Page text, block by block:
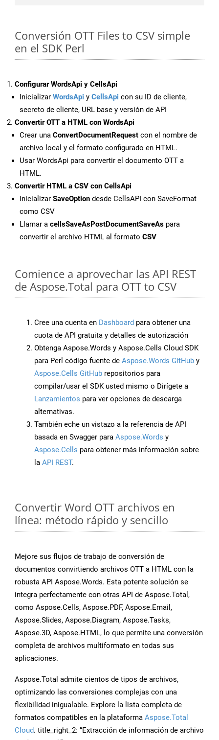
Conversión OTT Files to CSV simple
en el SDK Perl
Configurar WordsApi y CellsApi
Inicializar WordsApi y CellsApi con su ID de cliente,
secreto de cliente, URL base y versión de API
Convertir OTT a HTML con WordsApi
Crear una ConvertDocumentRequest con el nombre de
archivo local y el formato configurado en HTML.
Usar WordsApi para convertir el documento OTT a
HTML.
Convertir HTML a CSV con CellsApi
Inicializar SaveOption desde CellsAPI con SaveFormat
como CSV
Llamar a cellsSaveAsPostDocumentSaveAs para
convertir el archivo HTML al formato CSV
Comience a aprovechar las API REST
de Aspose.Total para OTT to CSV
Cree una cuenta en Dashboard para obtener una
cuota de API gratuita y detalles de autorización
Obtenga Aspose.Words y Aspose.Cells Cloud SDK
para Perl código fuente de Aspose.Words GitHub y
Aspose.Cells GitHub repositorios para
compilar/usar el SDK usted mismo o Dirígete a
Lanzamientos para ver opciones de descarga
alternativas.
También eche un vistazo a la referencia de API
basada en Swagger para Aspose.Words y
Aspose.Cells para obtener más información sobre
la API REST.
Convertir Word OTT archivos en
línea: método rápido y sencillo
Mejore sus flujos de trabajo de conversión de
documentos convirtiendo archivos OTT a HTML con la
robusta API Aspose.Words. Esta potente solución se
integra perfectamente con otras API de Aspose.Total,
como Aspose.Cells, Aspose.PDF, Aspose.Email,
Aspose.Slides, Aspose.Diagram, Aspose.Tasks,
Aspose.3D, Aspose.HTML, lo que permite una conversión
completa de archivos multiformato en todas sus
aplicaciones.
Aspose.Total admite cientos de tipos de archivos,
optimizando las conversiones complejas con una
flexibilidad inigualable. Explore la lista completa de
formatos compatibles en la plataforma Aspose.Total
Cloud. title_right_2: “Extracción de información de archivo